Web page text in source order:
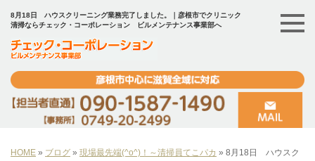
8月18日 ハウスクリーニング業務完了しました。｜彦根市でクリニック
清掃ならチェック・コーポレーション ビルメンテナンス事業部へ
HOME » ブログ » 現場最先端(^o^)！～清掃員てこパカ » 8月18日 ハウスク